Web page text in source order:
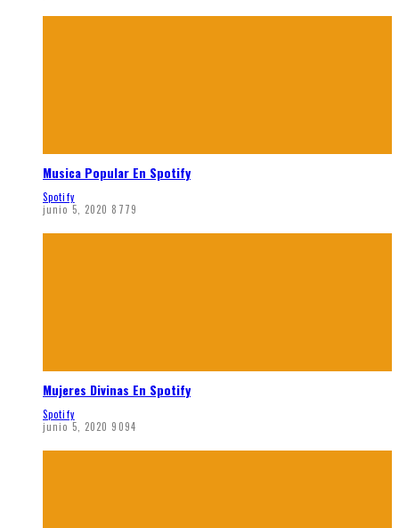
Musica Popular En Spotify
Spotify
junio 5, 2020 8779
Mujeres Divinas En Spotify
Spotify
junio 5, 2020 9094